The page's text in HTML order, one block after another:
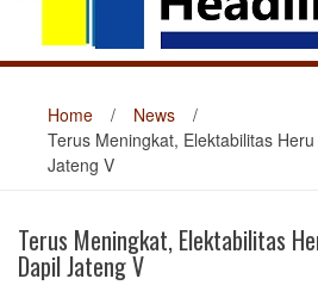
Home / News
/
Terus Meningkat, Elektabilitas
Jateng V
Terus Meningkat, Elektabilitas
Dapil Jateng V